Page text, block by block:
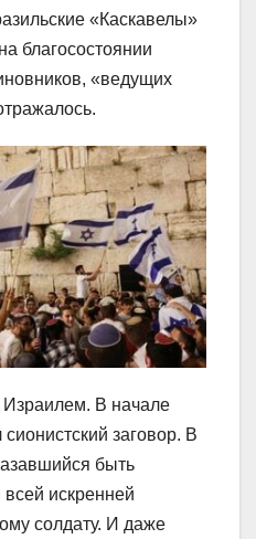
«Каскавелы»
благосостоянии
«ведущих
Израилем. В начале
заговор. В
быть
искренней
солдату. И даже